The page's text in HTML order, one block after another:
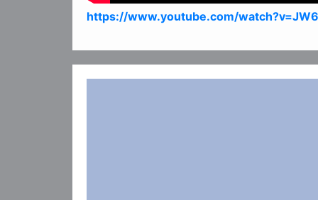
https://www.youtube.com/